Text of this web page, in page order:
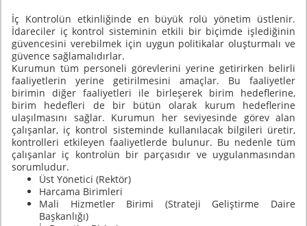
İç Kontrolün etkinliğinde en büyük rolü yönetim üstlenir.
İdareciler iç kontrol sisteminin etkili bir biçimde işlediğinin
güvencesini verebilmek için uygun politikalar oluşturmalı ve
güvence sağlamalıdırlar.
Kurumun tüm personeli görevlerini yerine getirirken belirli
faaliyetlerin yerine getirilmesini amaçlar. Bu faaliyetler
birimin diğer faaliyetleri ile birleşerek birim hedeflerine,
birim hedefleri de bir bütün olarak kurum hedeflerine
ulaşılmasını sağlar. Kurumun her seviyesinde görev alan
çalışanlar, iç kontrol sisteminde kullanılacak bilgileri üretir,
kontrolleri etkileyen faaliyetlerde bulunur. Bu nedenle tüm
çalışanlar iç kontrolün bir parçasıdır ve uygulanmasından
sorumludur.
Üst Yönetici (Rektör)
Harcama Birimleri
Mali Hizmetler Birimi (Strateji Geliştirme Daire
Başkanlığı)